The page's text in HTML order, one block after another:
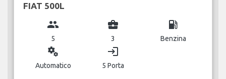
FIAT 500L
group
5
business_center
3
local_gas_station
Benzina
miscellaneous_services
Automatico
login
5 Porta